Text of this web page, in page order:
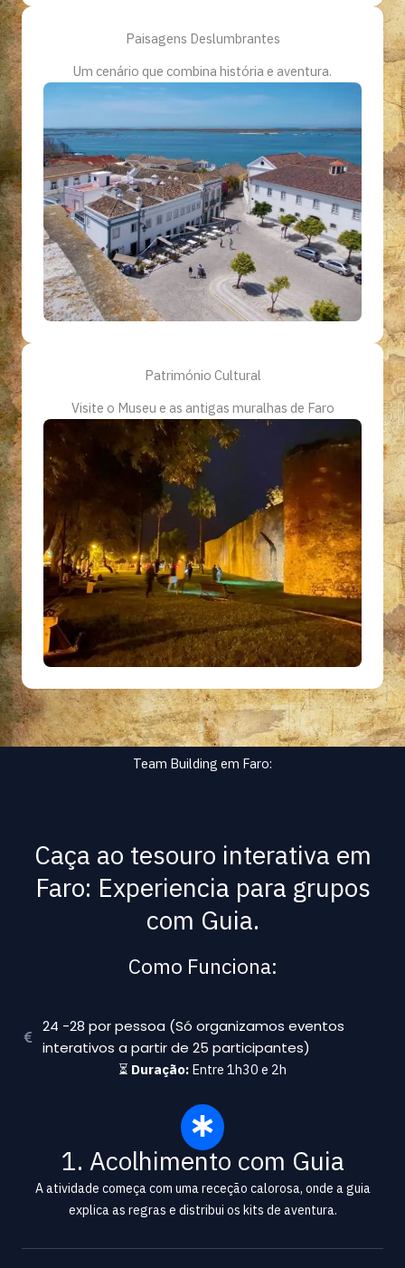
Paisagens Deslumbrantes
Um cenário que combina história e aventura.
Património Cultural
Visite o Museu e as antigas muralhas de Faro
Team Building em Faro:
Caça ao tesouro interativa em
Faro: Experiencia para grupos
com Guia.
Como Funciona:
24 -28 por pessoa (Só organizamos eventos
interativos a partir de 25 participantes)
⏳ Duração: Entre 1h30 e 2h
1. Acolhimento com Guia
A atividade começa com uma receção calorosa, onde a guia
explica as regras e distribui os kits de aventura.